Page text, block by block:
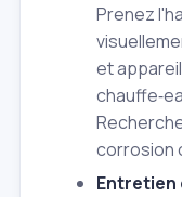
Prenez
et
corrosion
Entretien